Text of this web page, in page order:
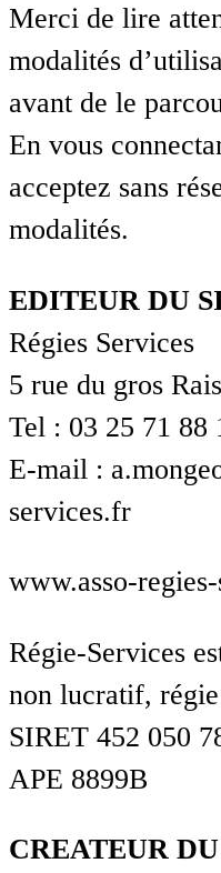
Merci de lire
modalités
avant de le
En vous
acceptez sans
modalités.
EDITEUR DU
Régies Services
5 rue du gros
Tel : 03 25 71 88
E-mail :
services.fr
www.asso-
Régie-Services
non lucratif,
SIRET 452 050
APE 8899B
CREATEUR